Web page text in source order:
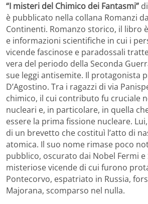
“I misteri del Chimico dei Fantasmi”
è pubblicato nella collana Romanzi
Continenti. Romanzo storico, il libro
e informazioni scientifiche in cui i
vicende fascinose e paradossali
vera del periodo della Seconda
sue leggi antisemite. Il protagonista
D’Agostino. Tra i ragazzi di via
chimico, il cui contributo fu cruciale
nucleari e, in particolare, in quella
essere la prima fissione nucleare.
di un brevetto che costituì l’atto di
atomica. Il suo nome rimase poco
pubblico, oscurato dai Nobel Fermi e
misteriose vicende di cui furono
Pontecorvo, espatriato in Russia,
Majorana, scomparso nel nulla.